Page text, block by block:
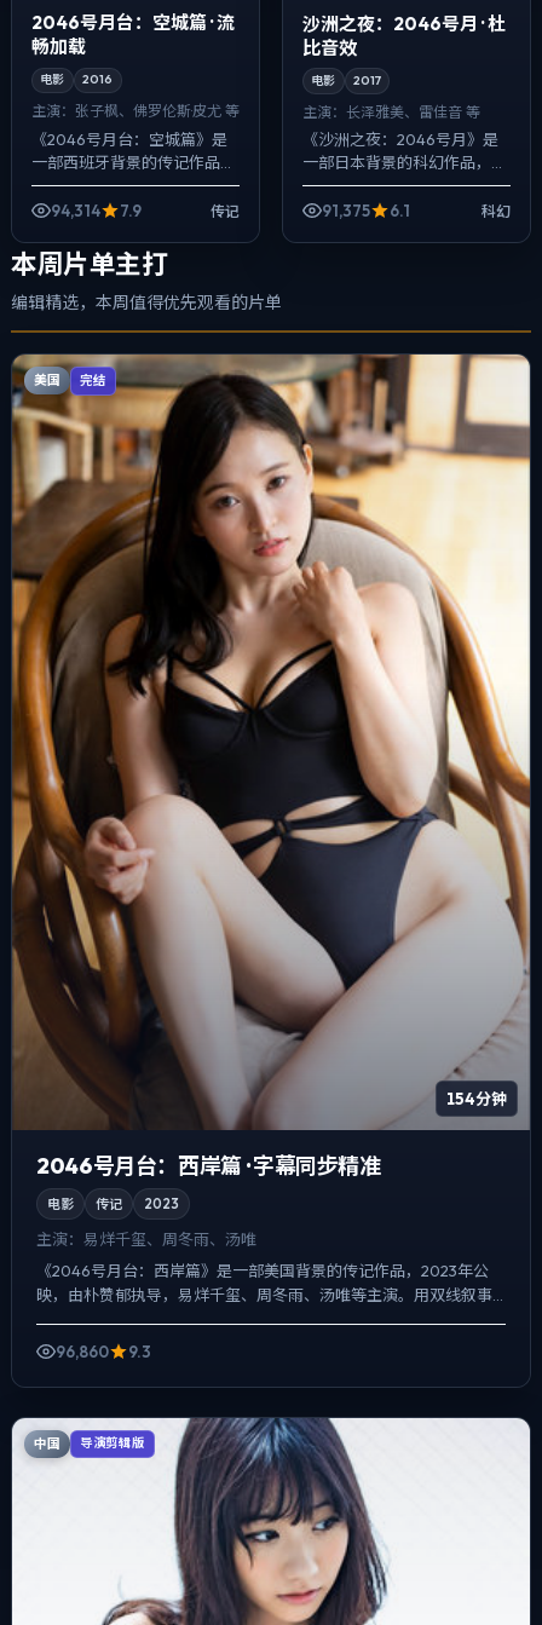
2046号月台：空城篇 · 流
畅加载
电影 2016
主演： 张子枫、佛罗伦斯·皮尤 等
《2046号月台：空城篇》是
一部西班牙背景的传记作品，
2016年公映，由韦斯·安德森执
导，张子枫、佛罗伦斯·皮尤、
过去...
94,314 7.9 传记
沙洲之夜：2046号月 · 杜
比音效
电影 2017
主演： 长泽雅美、雷佳音 等
《沙洲之夜：2046号月》是
一部日本背景的科幻作品，
2017年公映，由韦斯·安德森执
导，长泽雅美、雷佳音、河正
91,375 6.1 科幻
本周片单主打
编辑精选，本周值得优先观看的片单
美国 完结
154分钟
2046号月台：西岸篇 · 字幕同步精准
电影 传记 2023
主演： 易烊千玺、周冬雨、汤唯
《2046号月台：西岸篇》是一部美国背景的传记作品，2023年公
映，由朴赞郁执导，易烊千玺、周冬雨、汤唯等主演。用双线叙事
把过去与现在拧成一股绳，一场意外成为切口，牵出家庭、职...
96,860
9.3
中国 导演剪辑版